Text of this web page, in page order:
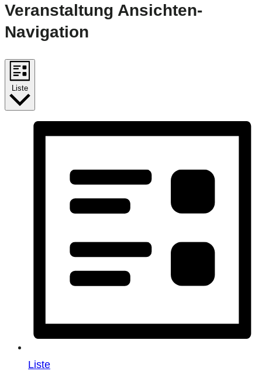
Veranstaltung Ansichten-
Navigation
Liste
Liste